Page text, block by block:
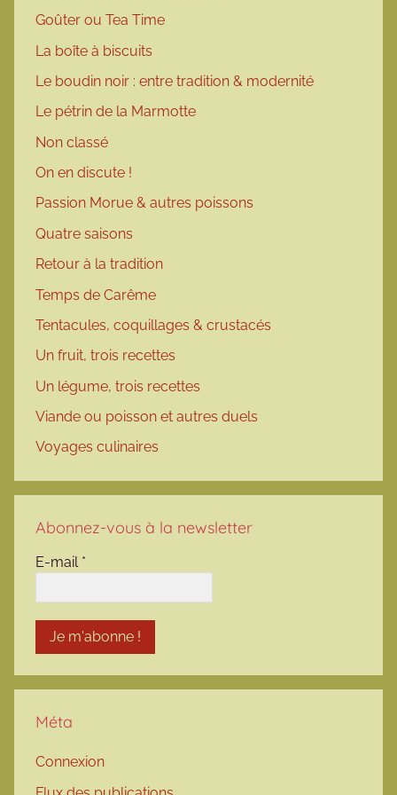
Goûter ou Tea Time
La boîte à biscuits
Le boudin noir : entre tradition & modernité
Le pétrin de la Marmotte
Non classé
On en discute !
Passion Morue & autres poissons
Quatre saisons
Retour à la tradition
Temps de Carême
Tentacules, coquillages & crustacés
Un fruit, trois recettes
Un légume, trois recettes
Viande ou poisson et autres duels
Voyages culinaires
Abonnez-vous à la newsletter
E-mail *
Méta
Connexion